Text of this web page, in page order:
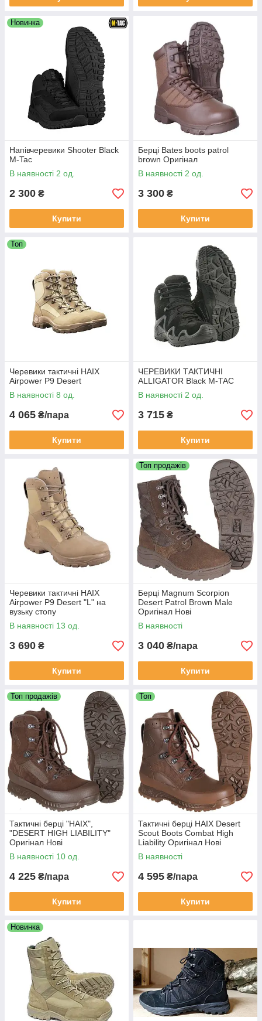
Новинка
Напівчеревики Shooter Black
M-Tac
В наявності 2 од.
2 300 ₴
Купити
Берці Bates boots patrol
brown Оригінал
В наявності 2 од.
3 300 ₴
Купити
Топ
Черевики тактичні HAIX
Airpower P9 Desert
В наявності 8 од.
4 065 ₴/пара
Купити
ЧЕРЕВИКИ ТАКТИЧНІ
ALLIGATOR Black M-TAC
В наявності 2 од.
3 715 ₴
Купити
Черевики тактичні HAIX
Airpower P9 Desert "L" на
вузьку стопу
В наявності 13 од.
3 690 ₴
Купити
Топ продажів
Берці Magnum Scorpion
Desert Patrol Brown Male
Оригінал Нові
В наявності
3 040 ₴/пара
Купити
Топ продажів
Тактичні берці "HAIX",
"DESERT HIGH LIABILITY"
Оригінал Нові
В наявності 10 од.
4 225 ₴/пара
Купити
Топ
Тактичні берці HAIX Desert
Scout Boots Combat High
Liability Оригінал Нові
В наявності
4 595 ₴/пара
Купити
Новинка